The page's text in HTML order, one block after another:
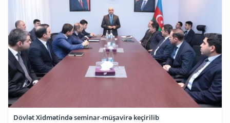
Dövlət Xidmətində seminar-müşavirə keçirilib